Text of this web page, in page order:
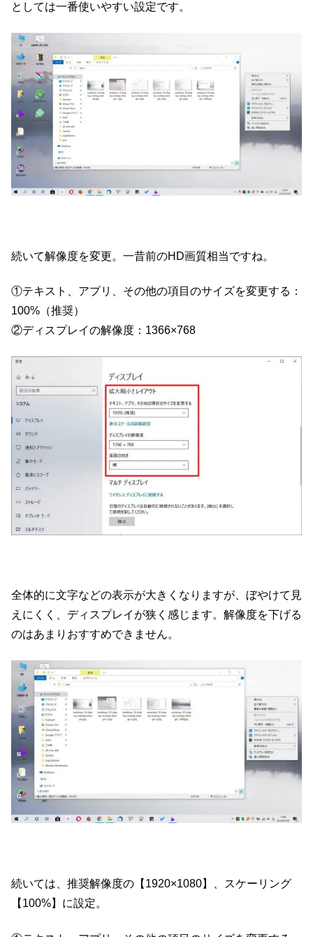
としては一番使いやすい設定です。
続いて解像度を変更。一昔前のHD画質相当ですね。
①テキスト、アプリ、その他の項目のサイズを変更する：
100%（推奨）
②ディスプレイの解像度：1366×768
全体的に文字などの表示が大きくなりますが、ぼやけて見
えにくく、ディスプレイが狭く感じます。解像度を下げる
のはあまりおすすめできません。
続いては、推奨解像度の【1920×1080】、スケーリング
【100%】に設定。